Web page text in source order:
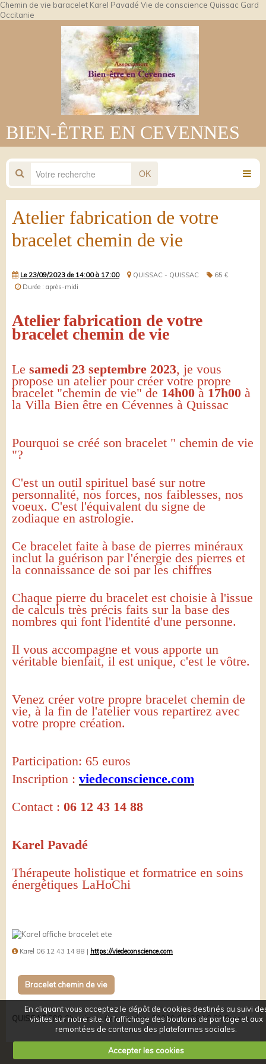
Chemin de vie baracelet Karel Pavadé Vie de conscience Quissac Gard
Occitanie
BIEN-ÊTRE EN CEVENNES
OK
Atelier fabrication de votre
bracelet chemin de vie
Le 23/09/2023 de 14:00 à 17:00 QUISSAC - QUISSAC
65 €
Durée : après-midi
Atelier fabrication de votre
bracelet chemin de vie
Le samedi 23 septembre 2023, je vous
propose un atelier pour créer votre propre
bracelet "chemin de vie" de 14h00à 17h00 à
la Villa Bien être en Cévennes à Quissac
Pourquoi se créé son bracelet " chemin de vie
"?
C'est un outil spirituel basé sur notre
personnalité, nos forces, nos faiblesses, nos
voeux. C'est l'équivalent du signe de
zodiaque en astrologie.
Ce bracelet faite à base de pierres minéraux
inclut la guérison par l'énergie des pierres et
la connaissance de soi par les chiffres
Chaque pierre du bracelet est choisie à l'issue
de calculs très précis faits sur la base des
nombres qui font l'identité d'une personne.
Il vous accompagne et vous apporte un
véritable bienfait, il est unique, c'est le vôtre.
Venez créer votre propre bracelet chemin de
vie, à la fin de l'atelier vous repartirez avec
votre propre création.
Participation: 65 euros
Inscription : viedeconscience.com
Contact : 06 12 43 14 88
Karel Pavadé
Thérapeute holistique et formatrice en soins
énergétiques LaHoChi
Karel 06 12 43 14 88 | https://viedeconscience.com
Bracelet chemin de vie
QUISSAC588 Chemin de Campredon, 30260 QUISSAC 30 France
En cliquant vous acceptez le dépôt de cookies destinés au suivi
visites sur notre site, à l'affichage des boutons de partage et aux
remontées de contenus des plateformes sociales.
Accepter les cookies